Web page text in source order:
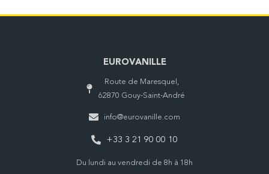
EUROVANILLE
Route de Maresquel,
62870 Gouy-Saint-André
info@eurovanille.com
+33 3 21 90 00 10
Du lundi au vendredi de 8h à 18h